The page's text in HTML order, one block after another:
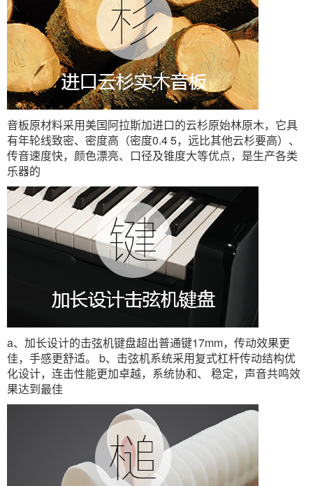
音板原材料采用美国阿拉斯加进口的云杉原始林原木，它具
有年轮线致密、密度高（密度0.4 5，远比其他云杉要高）、
传音速度快，颜色漂亮、口径及锥度大等优点，是生产各类
乐器的
a、加长设计的击弦机键盘超出普通键17mm，传动效果更
佳，手感更舒适。 b、击弦机系统采用复式杠杆传动结构优
化设计，连击性能更加卓越，系统协和、 稳定，声音共鸣效
果达到最佳